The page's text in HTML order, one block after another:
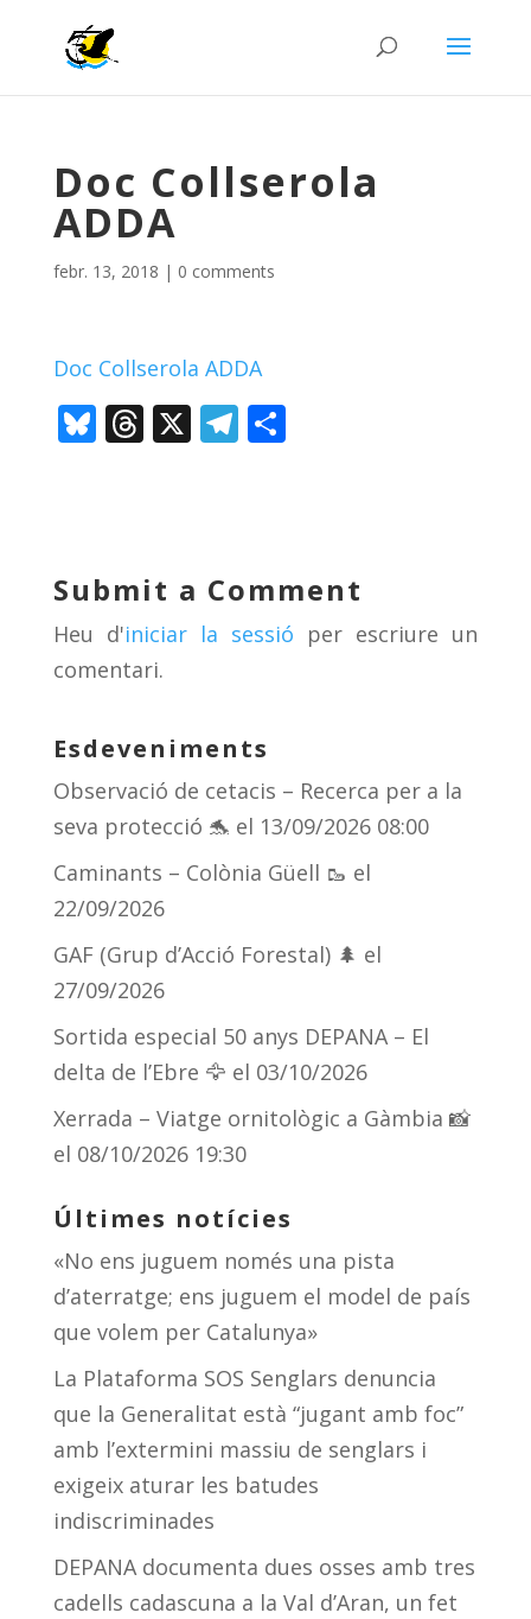
Doc Collserola
ADDA
febr. 13, 2018 | 0 comments
Doc Collserola ADDA
Bl
y
T
d
s
X T
a
m
C
ar
te
ix
Submit a Comment
Heu d'iniciar la sessió per escriure un
comentari.
Esdeveniments
Observació de cetacis – Recerca per a la
seva protecció 🐬 el 13/09/2026 08:00
Caminants – Colònia Güell 🥾 el
22/09/2026
GAF (Grup d’Acció Forestal) 🌲 el
27/09/2026
Sortida especial 50 anys DEPANA – El
delta de l’Ebre 🦅 el 03/10/2026
Xerrada – Viatge ornitològic a Gàmbia 📸
el 08/10/2026 19:30
Últimes notícies
«No ens juguem només una pista
d’aterratge; ens juguem el model de país
que volem per Catalunya»
La Plataforma SOS Senglars denuncia
que la Generalitat està “jugant amb foc”
amb l’extermini massiu de senglars i
exigeix aturar les batudes
indiscriminades
DEPANA documenta dues osses amb tres
cadells cadascuna a la Val d’Aran, un fet